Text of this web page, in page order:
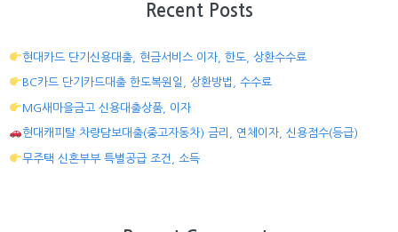
Recent Posts
현대카드 단기신용대출, 현금서비스 이자, 한도, 상환수수료
BC카드 단기카드대출 한도복원일, 상환방법, 수수료
MG새마을금고 신용대출상품, 이자
현대캐피탈 차량담보대출(중고자동차) 금리, 연체이자, 신용점수(등급)
무주택 신혼부부 특별공급 조건, 소득